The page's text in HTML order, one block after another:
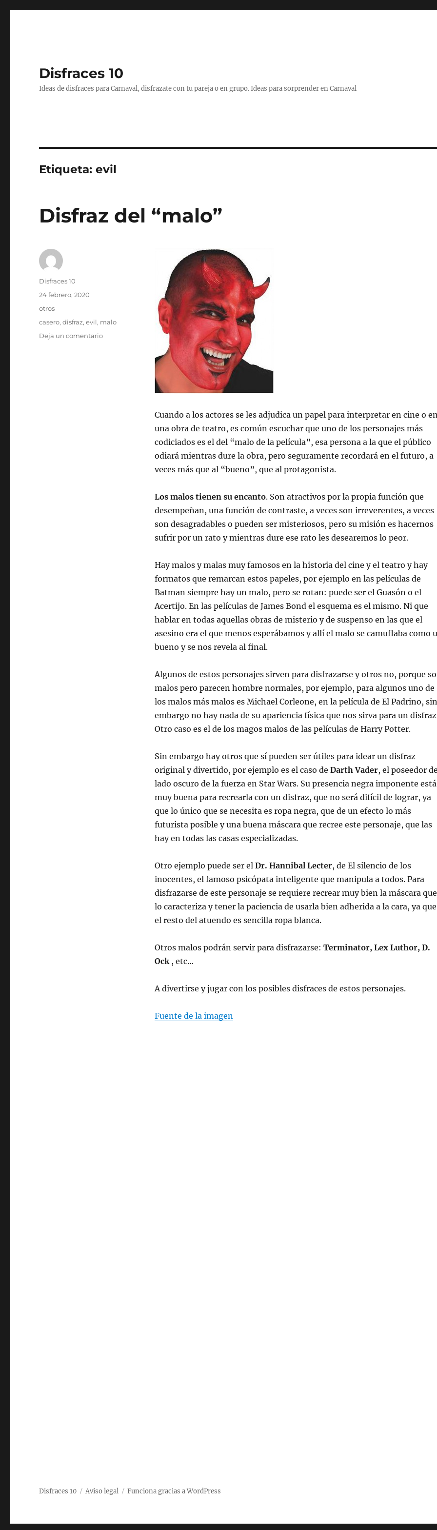
Disfraces 10
Ideas de disfraces para Carnaval, disfrazate con tu pareja o en grupo. Ideas para sorprender en Carnaval
Etiqueta:evil
Disfraz del “malo”
Cuando a los actores se les adjudica un papel para interpretar en cine o
una obra de teatro, es común escuchar que uno de los personajes más
codiciados es el del “malo de la película”, esa persona a la que el público
odiará mientras dure la obra, pero seguramente recordará en el futuro, a
veces más que al “bueno”, que al protagonista.
Los malos tienen su encanto. Son atractivos por la propia función que
desempeñan, una función de contraste, a veces son irreverentes, a veces
son desagradables o pueden ser misteriosos, pero su misión es hacernos
sufrir por un rato y mientras dure ese rato les desearemos lo peor.
Hay malos y malas muy famosos en la historia del cine y el teatro y hay
formatos que remarcan estos papeles, por ejemplo en las películas de
Batman siempre hay un malo, pero se rotan: puede ser el Guasón o el
Acertijo. En las películas de James Bond el esquema es el mismo. Ni que
hablar en todas aquellas obras de misterio y de suspenso en las que el
asesino era el que menos esperábamos y allí el malo se camuflaba como
bueno y se nos revela al final.
Algunos de estos personajes sirven para disfrazarse y otros no, porque
malos pero parecen hombre normales, por ejemplo, para algunos uno de
los malos más malos es Michael Corleone, en la película de El Padrino, sin
embargo no hay nada de su apariencia física que nos sirva para un
Otro caso es el de los magos malos de las películas de Harry Potter.
Sin embargo hay otros que sí pueden ser útiles para idear un disfraz
original y divertido, por ejemplo es el caso de Darth Vader, el poseedor
lado oscuro de la fuerza en Star Wars. Su presencia negra imponente está
muy buena para recrearla con un disfraz, que no será difícil de lograr, ya
que lo único que se necesita es ropa negra, que de un efecto lo más
futurista posible y una buena máscara que recree este personaje, que las
hay en todas las casas especializadas.
Otro ejemplo puede ser el Dr. Hannibal Lecter, de El silencio de los
inocentes, el famoso psicópata inteligente que manipula a todos. Para
disfrazarse de este personaje se requiere recrear muy bien la máscara que
lo caracteriza y tener la paciencia de usarla bien adherida a la cara, ya que
el resto del atuendo es sencilla ropa blanca.
Otros malos podrán servir para disfrazarse: Terminator, Lex Luthor, D.
Ock , etc…
A divertirse y jugar con los posibles disfraces de estos personajes.
Fuente de la imagen
Autor
Disfraces 10
Publicado
24 febrero, 2020
Categorías
otros
Etiquetas
casero,disfraz,evil, malo
Deja un comentarioen
Disfraces 10 Aviso legal Funciona gracias a WordPress